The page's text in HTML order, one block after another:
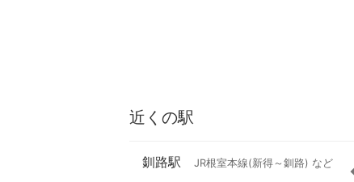
近くの駅
釧路駅 JR根室本線(新得～釧路) など